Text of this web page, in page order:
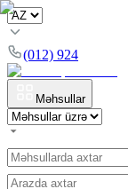
(012) 924
Məhsullar